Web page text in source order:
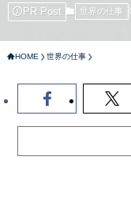
PR Post 世界の仕事
HOME 世界の仕事